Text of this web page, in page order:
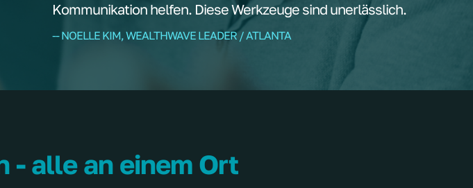
Kommunikation helfen. Diese Werkzeuge sind unerlässlich.
-- NOELLE KIM, WEALTHWAVE LEADER / ATLANTA
- alle an einem Ort